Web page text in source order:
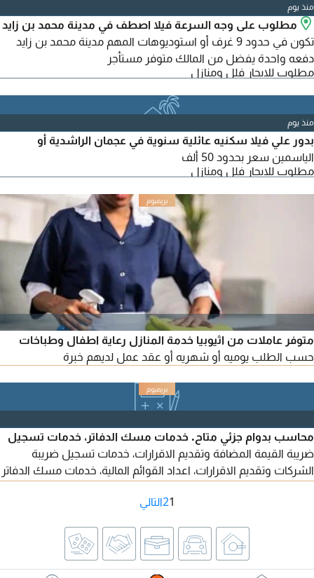
منذ يوم
مطلوب على وجه السرعة فيلا اصطف في مدينة محمد بن زايد
تكون في حدود 9 غرف أو استوديوهات المهم مدينة محمد بن زايد
دفعه واحدة يفضل من المالك متوفر مستأجر
مطلوب للايجار فلل ومنازل
منذ يوم
بدور علي فيلا سكنيه عائلية سنوية في عجمان الراشدية أو
الياسمين سعر بحدود 50 ألف
مطلوب للايجار فلل ومنازل
متوفر عاملات من اثيوبيا خدمة المنازل رعاية اطفال وطباخات
حسب الطلب يوميه أو شهريه أو عقد عمل لديهم خبرة
محاسب بدوام جزئي متاح. خدمات مسك الدفاتر، خدمات تسجيل
ضريبة القيمة المضافة وتقديم الاقرارات، خدمات تسجيل ضريبة
الشركات وتقديم الاقرارات، اعداد القوائم المالية، خدمات مسك الدفاتر
والتقارير المالية، برامج طباعة الشيكات، خدمات جرد المخزون، أعمال
1
2التالي